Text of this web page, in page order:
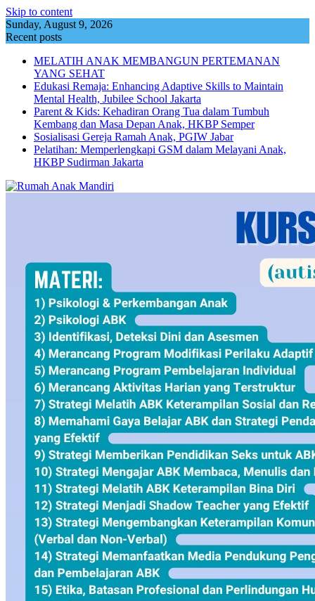
Skip to content
Sunday, August 9, 2026
Recent posts
MELATIH ANAK MEMBANGUN PERTEMANAN
YANG SEHAT
Edukasi Remaja: Enhancing Adaptive Skills to Maintain
Mental Health, Jubilee School Jakarta
Parent & Kids: Kehadiran Orang Tua dalam Tumbuh
Kembang dan Masa Depan Anak, HKBP Semper
Sosialisasi Gereja Ramah Anak, PGIW Jabar
Pelatihan: Memperlengkapi GSM dalam Melayani Anak,
HKBP Sudirman Jakarta